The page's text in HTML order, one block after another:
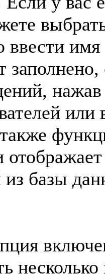
ввести
из базы